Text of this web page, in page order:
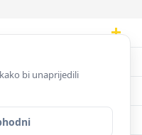
bi unaprijedili